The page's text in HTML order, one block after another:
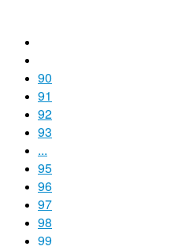
90
91
92
93
...
95
96
97
98
99